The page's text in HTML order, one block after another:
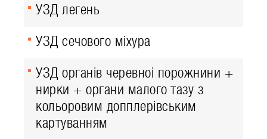
УЗД легень
УЗД сечового міхура
УЗД органів черевноі порожнини +
нирки + органи малого тазу з
кольоровим допплерівським
картуванням